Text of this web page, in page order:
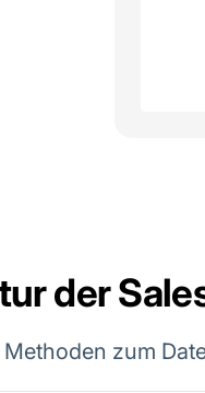
der
zum